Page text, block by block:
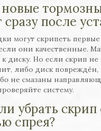
сразу после
могут скрипеть
они качественные.
к диску. Но если скрип не
либо диск
не смазаны
систему.
убрать скрип
спрея?